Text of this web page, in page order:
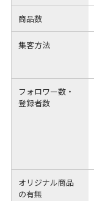
商品数
集客方法
フォロワー数・
登録者数
オリジナル商品
の有無